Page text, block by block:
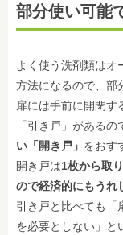
部分使い可能
よく使う洗剤類はオ
方法になるので、部
扉には手前に開閉す
「引き戸」がある
い「開き戸」 をおす
開き戸は1枚から取
ので経済的にもうれ
引き戸と比べても「
を必要としない」と